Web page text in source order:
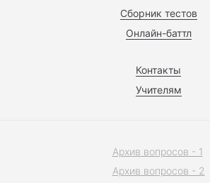
Сборник тестов
Онлайн-баттл
Контакты
Учителям
Архив вопросов - 1
Архив вопросов - 2